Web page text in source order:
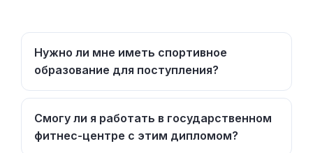
Нужно ли мне иметь спортивное
образование для поступления?
Смогу ли я работать в государственном
фитнес-центре с этим дипломом?